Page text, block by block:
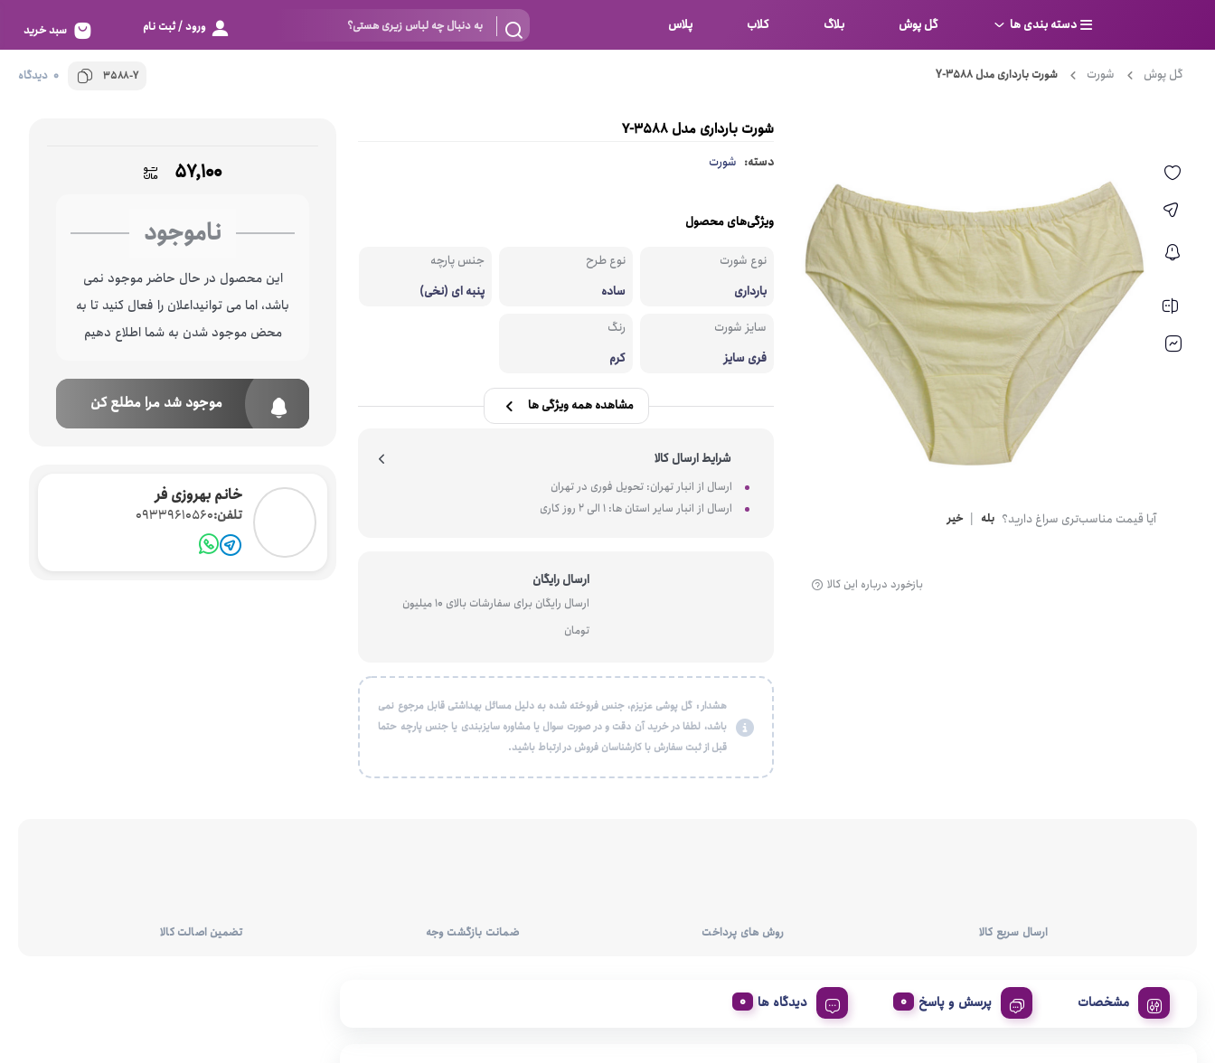
دسته بندی ها
سوتین
توری
بی بند
از جلو باز
بزرگ 80
زیادی خیلی بزرگ 95
نگم برات 105
لباس خواب
بادی
بیکینی
مایو
کاستوم
گن
گل پوش بلاگ کلاب پلاس ورود / ثبت نام سبد خرید
گل پوش شورت شورت بارداری مدل 3588-Y 3588-Y 0 دیدگاه
آیا قیمت مناسب‌تری سراغ دارید؟ بله خیر
بازخورد درباره این کالا
شورت بارداری مدل 3588-Y
دسته: شورت
ویژگی‌های محصول
نوع شورت
بارداری
نوع طرح
ساده
جنس پارچه
پنبه ای (نخی)
سایز شورت
فری سایز
رنگ
کرم
مشاهده همه ویژگی ها
شرایط ارسال کالا
ارسال از انبار تهران: تحویل فوری در تهران
ارسال از انبار سایر استان ها: 1 الی 2 روز کاری
ارسال رایگان
ارسال رایگان برای سفارشات بالای 10 میلیون
تومان
هشدار : گل پوشی عزیزم، جنس فروخته شده به دلیل مسائل بهداشتی قابل مرجوع نمی
باشد، لطفا در خرید آن دقت و در صورت سوال یا مشاوره سایزبندی یا جنس پارچه حتما
قبل از ثبت سفارش با کارشناسان فروش در ارتباط باشید.
۵۷,۱۰۰
ناموجود
این محصول در حال حاضر موجود نمی
باشد، اما می توانیداعلان را فعال کنید تا به
محض موجود شدن به شما اطلاع دهیم
موجود شد مرا مطلع کن
خانم بهروزی فر
تلفن:09339610560
ارسال سریع کالا روش های پرداخت ضمانت بازگشت وجه تضمین اصالت کالا
مشخصات پرسش و پاسخ دیدگاه ها